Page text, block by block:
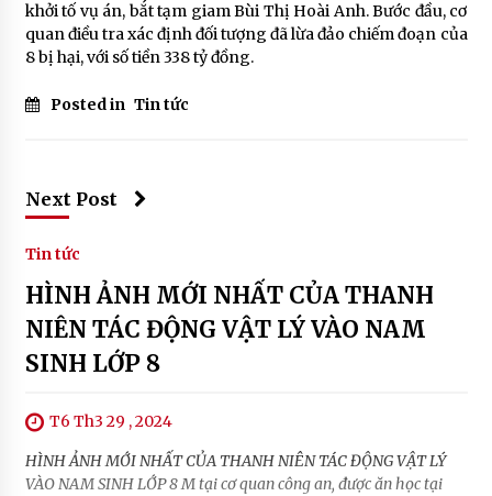
khởi tố vụ án, bắt tạm giam Bùi Thị Hoài Anh. Bước đầu, cơ
quan điều tra xác định đối tượng đã lừa đảo chiếm đoạn của
8 bị hại, với số tiền 338 tỷ đồng.
Posted in Tin tức
Next Post
Tin tức
HÌNH ẢNH MỚI NHẤT CỦA THANH
NIÊN TÁC ĐỘNG VẬT LÝ VÀO NAM
SINH LỚP 8
T6 Th3 29 , 2024
HÌNH ẢNH MỚI NHẤT CỦA THANH NIÊN TÁC ĐỘNG VẬT LÝ
VÀO NAM SINH LỚP 8 M tại cơ quan công an, được ăn học tại